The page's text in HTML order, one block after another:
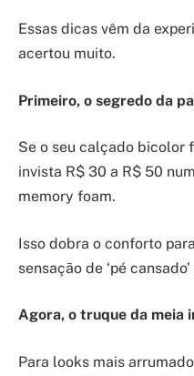
Essas dicas vêm da
acertou muito.
Primeiro, o segredo da
Se o seu calçado bicolor
invista R$ 30 a R$ 50
memory foam.
Isso dobra o conforto
sensação de ‘pé
Agora, o truque da meia
Para looks mais